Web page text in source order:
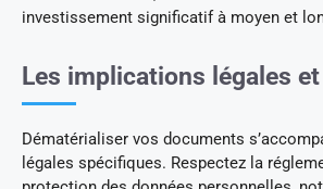
investissement significatif à moyen et
Les implications légales
Dématérialiser vos documents
légales spécifiques. Respectez la